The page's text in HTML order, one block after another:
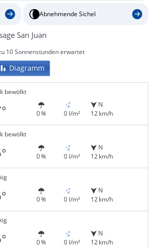
Abnehmende Sichel
San Juan
10 Sonnenstunden erwartet
Diagramm
bewölkt
0 % 0 l/m²
N
12 km/h
bewölkt
0 % 0 l/m²
N
12 km/h
0 % 0 l/m²
N
12 km/h
0 % 0 l/m²
N
12 km/h